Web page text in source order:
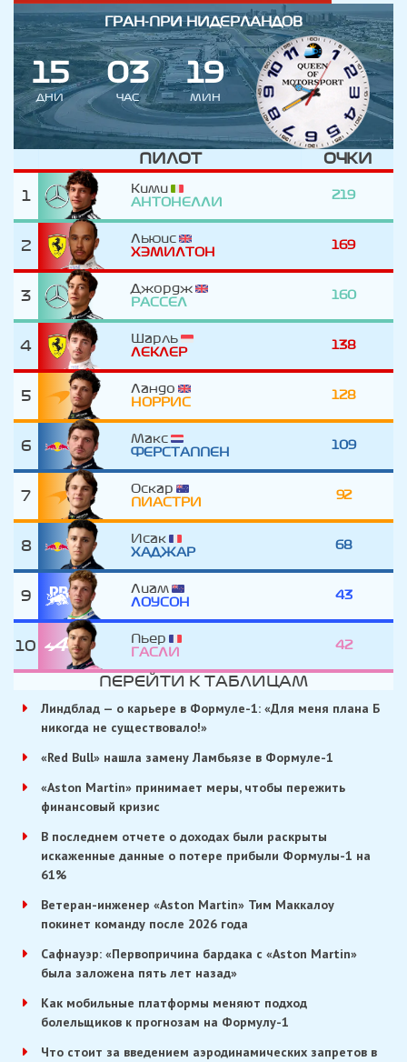
ГРАН-ПРИ НИДЕРЛАНДОВ
15
ДНИ
03
ЧАС
19
МИН
ПИЛОТ ОЧКИ
1
Кими
АНТОНЕЛЛИ
219
2
Льюис
ХЭМИЛТОН
169
3
Джордж
РАССЕЛ
160
4
Шарль
ЛЕКЛЕР
138
5
Ландо
НОРРИС
128
6
Макс
ФЕРСТАППЕН
109
7
Оскар
ПИАСТРИ
92
8
Исак
ХАДЖАР
68
9
Лиам
ЛОУСОН
43
10
Пьер
ГАСЛИ
42
ПЕРЕЙТИ К ТАБЛИЦАМ
Линдблад — о карьере в Формуле-1: «Для меня плана Б
никогда не существовало!»
«Red Bull» нашла замену Ламбьязе в Формуле-1
«Aston Martin» принимает меры, чтобы пережить
финансовый кризис
В последнем отчете о доходах были раскрыты
искаженные данные о потере прибыли Формулы-1 на
61%
Ветеран-инженер «Aston Martin» Тим Маккалоу
покинет команду после 2026 года
Сафнауэр: «Первопричина бардака с «Aston Martin»
была заложена пять лет назад»
Как мобильные платформы меняют подход
болельщиков к прогнозам на Формулу-1
Что стоит за введением аэродинамических запретов в